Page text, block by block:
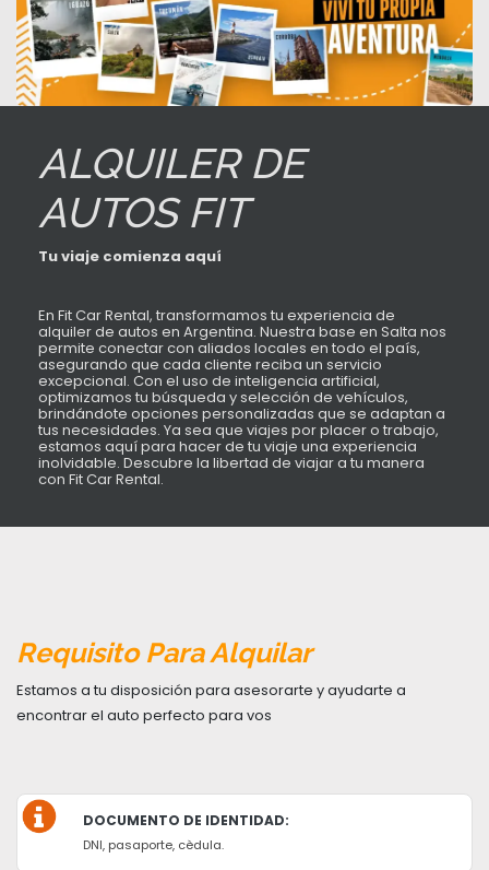
ALQUILER DE
AUTOS FIT
Tu viaje comienza aquí
En Fit Car Rental, transformamos tu experiencia de
alquiler de autos en Argentina. Nuestra base en Salta nos
permite conectar con aliados locales en todo el país,
asegurando que cada cliente reciba un servicio
excepcional. Con el uso de inteligencia artificial,
optimizamos tu búsqueda y selección de vehículos,
brindándote opciones personalizadas que se adaptan a
tus necesidades. Ya sea que viajes por placer o trabajo,
estamos aquí para hacer de tu viaje una experiencia
inolvidable. Descubre la libertad de viajar a tu manera
con Fit Car Rental.
Requisito Para Alquilar
Estamos a tu disposición para asesorarte y ayudarte a
encontrar el auto perfecto para vos
DOCUMENTO DE IDENTIDAD:
DNI, pasaporte, cèdula.